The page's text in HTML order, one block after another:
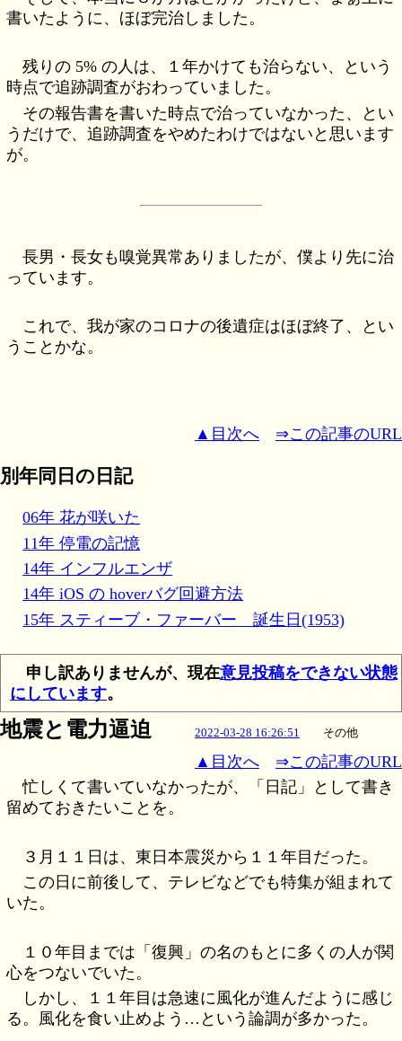
書いたように、ほぼ完治しました。
残りの 5% の人は、１年かけても治らない、という
時点で追跡調査がおわっていました。
その報告書を書いた時点で治っていなかった、とい
うだけで、追跡調査をやめたわけではないと思います
が。
長男・長女も嗅覚異常ありましたが、僕より先に治
っています。
これで、我が家のコロナの後遺症はほぼ終了、とい
うことかな。
▲目次へ ⇒この記事のURL
別年同日の日記
06年 花が咲いた
11年 停電の記憶
14年 インフルエンザ
14年 iOS の hoverバグ回避方法
15年 スティーブ・ファーバー 誕生日(1953)
申し訳ありませんが、現在意見投稿をできない状態
にしています。
地震と電力逼迫 2022-03-28 16:26:51 その他
▲目次へ
⇒この記事のURL
忙しくて書いていなかったが、「日記」として書き
留めておきたいことを。
３月１１日は、東日本震災から１１年目だった。
この日に前後して、テレビなどでも特集が組まれて
いた。
１０年目までは「復興」の名のもとに多くの人が関
心をつないでいた。
しかし、１１年目は急速に風化が進んだように感じ
る。風化を食い止めよう…という論調が多かった。